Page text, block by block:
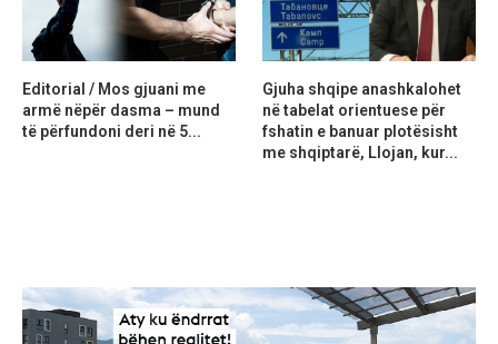
Editorial / Mos gjuani me
armë nëpër dasma – mund
të përfundoni deri në 5...
Gjuha shqipe anashkalohet
në tabelat orientuese për
fshatin e banuar plotësisht
me shqiptarë, Llojan, kur...